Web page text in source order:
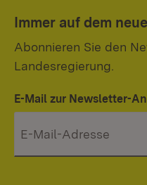
Immer auf dem
Abonnieren Sie den
Landesregierung.
E-Mail zur Newsletter-